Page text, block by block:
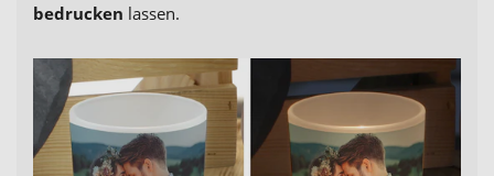
bedrucken lassen.